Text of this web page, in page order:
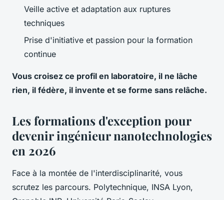
Veille active et adaptation aux ruptures
techniques
Prise d'initiative et passion pour la formation
continue
Vous croisez ce profil en laboratoire, il ne lâche
rien, il fédère, il invente et se forme sans relâche.
Les formations d'exception pour
devenir ingénieur nanotechnologies
en 2026
Face à la montée de l'interdisciplinarité, vous
scrutez les parcours. Polytechnique, INSA Lyon,